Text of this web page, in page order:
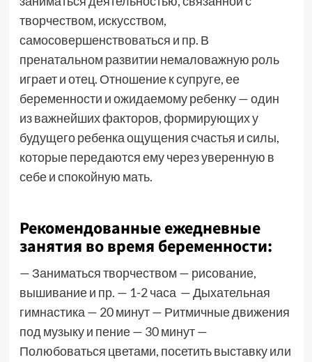
творчеством, искусством,
самосовершенствоваться и пр. В
пренатальном развитии немаловажную роль
играет и отец. Отношение к супруге, ее
беременности и ожидаемому ребенку — один
из важнейших факторов, формирующих у
будущего ребенка ощущения счастья и силы,
которые передаются ему через уверенную в
себе и спокойную мать.
Рекомендованные ежедневные
занятия во время беременности:
— Заниматься творчеством — рисование,
вышивание и пр. — 1-2 часа — Дыхательная
гимнастика — 20 минут — Ритмичные движения
под музыку и пение — 30 минут —
Полюбоваться цветами, посетить выставку или